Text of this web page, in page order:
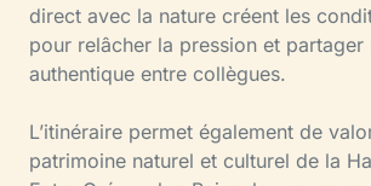
direct avec la nature créent les
pour relâcher la pression et partager
authentique entre collègues.
L’itinéraire permet également de
patrimoine naturel et culturel de la